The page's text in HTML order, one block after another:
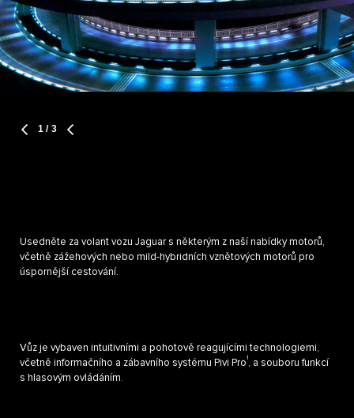
1 / 3
Usedněte za volant vozu Jaguar s některým z naší nabídky motorů,
včetně zážehových nebo mild-hybridních vznětových motorů pro
úspornější cestování.
Vůz je vybaven intuitivními a pohotově reagujícími technologiemi,
včetně informačního a zábavního systému Pivi Pro1, a souboru funkcí
s hlasovým ovládáním.